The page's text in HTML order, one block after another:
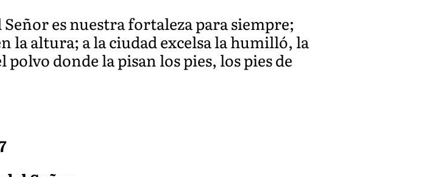
es nuestra fortaleza para siempre;
la altura; a la ciudad excelsa la humilló, la
donde la pisan los pies, los pies de